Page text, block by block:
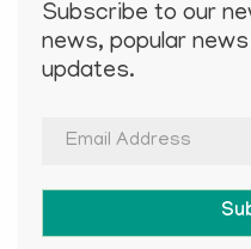
Subscribe to our
news, popular
updates.